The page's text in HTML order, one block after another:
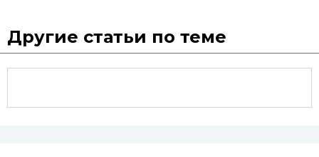
Другие статьи по теме